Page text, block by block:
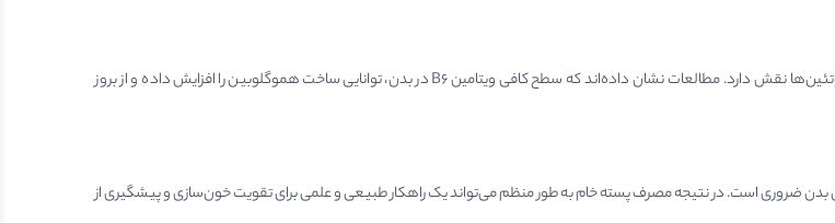
به عنوان کوآنزیم در سنتز هموگلوبین و متابولیسم پروتئین‌ها نقش دارد. مطالعات نشان داده‌اند که سطح کافی ویتامین B6 در بدن، توانایی ساخت هموگلوبین را افزایش داده و از بروز
بدن ضروری است. در نتیجه مصرف پسته خام به طور منظم می‌تواند یک راهکار طبیعی و علمی برای تقویت خون‌سازی و پیشگیری از